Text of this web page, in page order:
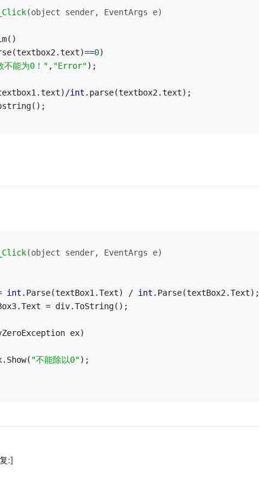
(object sender, EventArgs e)
0)
不能为0！" , "Error");
int .parse(textbox2.text);
(object sender, EventArgs e)
int .Parse(textBox1.Text) / int .Parse(textBox2.Text);
= div.ToString();
ex)
"不能除以0");
:]